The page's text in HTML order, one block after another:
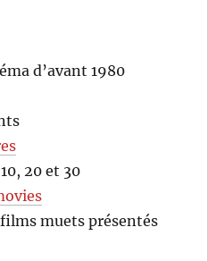
d’avant 1980
20 et 30
muets présentés